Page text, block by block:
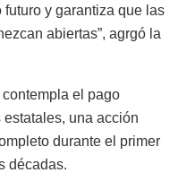
y garantiza que las
abiertas”, agrgó la
el pago
una acción
durante el primer
décadas.